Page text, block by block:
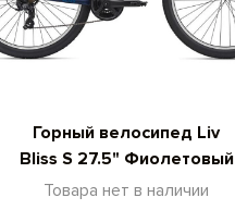
Горный велосипед Liv
Bliss S 27.5" Фиолетовый
Товара нет в наличии